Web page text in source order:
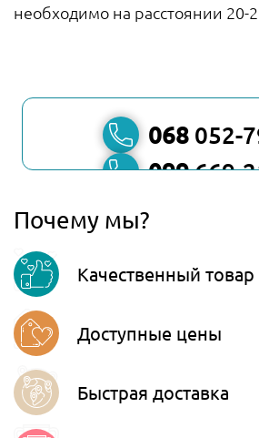
необходимо на расстоянии 20-
068 052-
099669-
067
Telegram
Почему мы?
Качественный товар
Доступные цены
Быстрая доставка